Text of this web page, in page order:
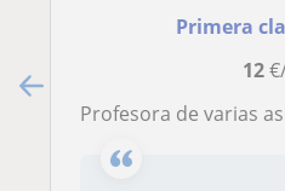
Primera
12
Profesora de varias asignaturas